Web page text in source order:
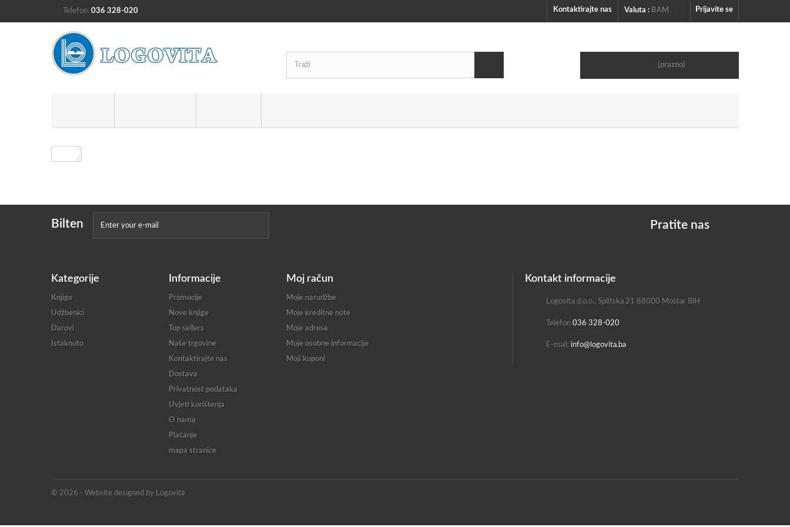
Prijavite se
Valuta : BAM
Kontaktirajte nas
Telefon: 036 328-020
(prazno)
Bilten Pratite nas
Kategorije
Knjige
Udžbenici
Darovi
Istaknuto
Informacije
Promocije
Nove knjige
Top sellers
Naše trgovine
Kontaktirajte nas
Dostava
Privatnost podataka
Uvjeti korištenja
O nama
Plaćanje
mapa stranice
© 2026 - Website designed by Logovita
Moj račun
Moje narudžbe
Moje kreditne note
Moje adrese
Moje osobne informacije
Moji kuponi
Kontakt informacije
Logovita d.o.o., Splitska 21 88000 Mostar BiH
Telefon 036 328-020
E-mail: info@logovita.ba